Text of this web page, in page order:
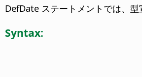
DefDate ステートメントでは、
Syntax: